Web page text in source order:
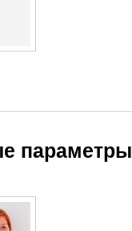
параметры